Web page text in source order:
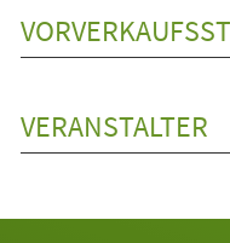
VERANSTALTER